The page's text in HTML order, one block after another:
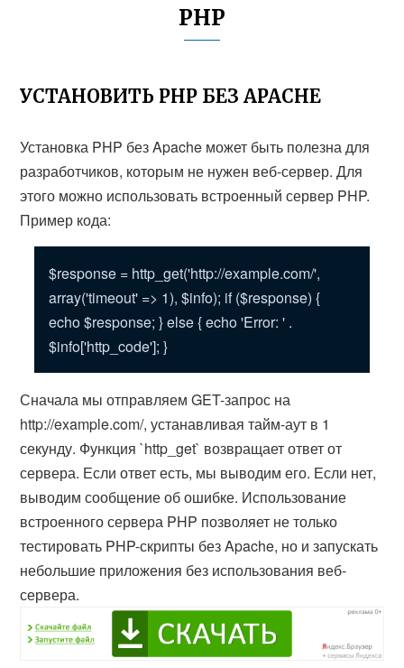
PHP
УСТАНОВИТЬ PHP БЕЗ APACHE
Установка PHP без Apache может быть полезна для
разработчиков, которым не нужен веб-сервер. Для
этого можно использовать встроенный сервер PHP.
Пример кода:
$response = http_get('http://example.com/',
array('timeout' => 1), $info); if ($response) {
echo $response; } else { echo 'Error: ' .
$info['http_code']; }
Сначала мы отправляем GET-запрос на
http://example.com/, устанавливая тайм-аут в 1
секунду. Функция `http_get` возвращает ответ от
сервера. Если ответ есть, мы выводим его. Если нет,
выводим сообщение об ошибке. Использование
встроенного сервера PHP позволяет не только
тестировать PHP-скрипты без Apache, но и запускать
небольшие приложения без использования веб-
сервера.